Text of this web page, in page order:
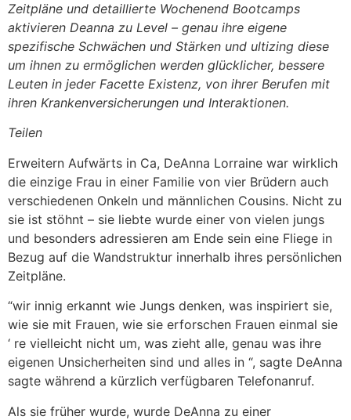
Zeitpläne und detaillierte Wochenend Bootcamps
aktivieren Deanna zu Level – genau ihre eigene
spezifische Schwächen und Stärken und ultizing diese
um ihnen zu ermöglichen werden glücklicher, bessere
Leuten in jeder Facette Existenz, von ihrer Berufen mit
ihren Krankenversicherungen und Interaktionen.
Teilen
Erweitern Aufwärts in Ca, DeAnna Lorraine war wirklich
die einzige Frau in einer Familie von vier Brüdern auch
verschiedenen Onkeln und männlichen Cousins. Nicht zu
sie ist stöhnt – sie liebte wurde einer von vielen jungs
und besonders adressieren am Ende sein eine Fliege in
Bezug auf die Wandstruktur innerhalb ihres persönlichen
Zeitpläne.
“wir innig erkannt wie Jungs denken, was inspiriert sie,
wie sie mit Frauen, wie sie erforschen Frauen einmal sie
‘ re vielleicht nicht um, was zieht alle, genau was ihre
eigenen Unsicherheiten sind und alles in “, sagte DeAnna
sagte während a kürzlich verfügbaren Telefonanruf.
Als sie früher wurde, wurde DeAnna zu einer